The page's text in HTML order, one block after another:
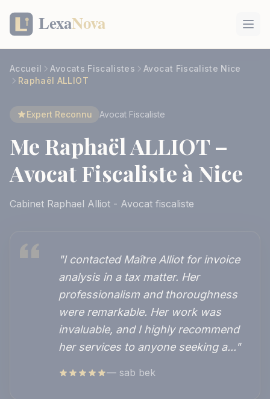
Accueil Avocats Fiscalistes
Avocat Fiscaliste Nice
Raphaël ALLIOT
Expert Reconnu Avocat Fiscaliste
Me Raphaël ALLIOT –
Avocat Fiscaliste à Nice
Cabinet Raphael Alliot - Avocat fiscaliste
"I contacted Maître Alliot for invoice
analysis in a tax matter. Her
professionalism and thoroughness
were remarkable. Her work was
invaluable, and I highly recommend
her services to anyone seeking a..."
— sab bek